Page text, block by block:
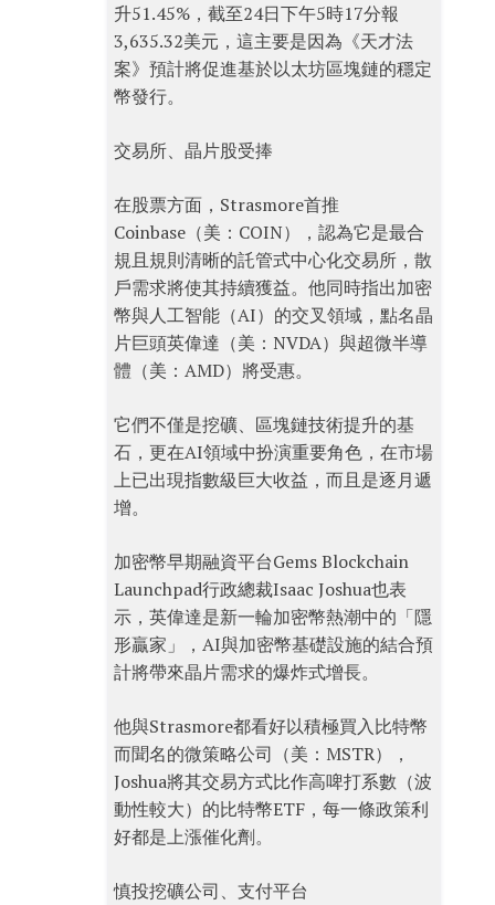
升51.45%，截至24日下午5時17分報
3,635.32美元，這主要是因為《天才法
案》預計將促進基於以太坊區塊鏈的穩定
幣發行。
交易所、晶片股受捧
在股票方面，Strasmore首推
Coinbase（美：COIN），認為它是最合
規且規則清晰的託管式中心化交易所，散
戶需求將使其持續獲益。他同時指出加密
幣與人工智能（AI）的交叉領域，點名晶
片巨頭英偉達（美：NVDA）與超微半導
體（美：AMD）將受惠。
它們不僅是挖礦、區塊鏈技術提升的基
石，更在AI領域中扮演重要角色，在市場
上已出現指數級巨大收益，而且是逐月遞
增。
加密幣早期融資平台Gems Blockchain
Launchpad行政總裁Isaac Joshua也表
示，英偉達是新一輪加密幣熱潮中的「隱
形贏家」，AI與加密幣基礎設施的結合預
計將帶來晶片需求的爆炸式增長。
他與Strasmore都看好以積極買入比特幣
而聞名的微策略公司（美：MSTR），
Joshua將其交易方式比作高啤打系數（波
動性較大）的比特幣ETF，每一條政策利
好都是上漲催化劑。
慎投挖礦公司、支付平台